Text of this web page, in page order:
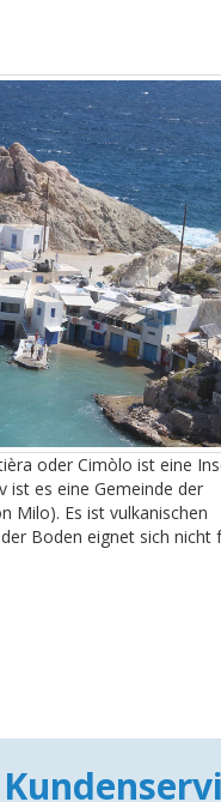
oder Cimòlo ist eine
ist es eine Gemeinde der
Milo). Es ist vulkanischen
Boden eignet sich nicht